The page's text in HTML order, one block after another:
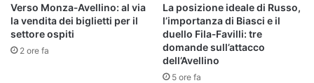
Verso Monza‑Avellino: al via
la vendita dei biglietti per il
settore ospiti
2 ore fa
La posizione ideale di Russo,
l’importanza di Biasci e il
duello Fila‑Favilli: tre
domande sull’attacco
dell’Avellino
5 ore fa